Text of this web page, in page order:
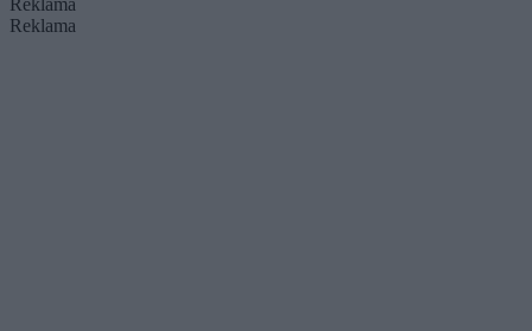
Reklama
Reklama